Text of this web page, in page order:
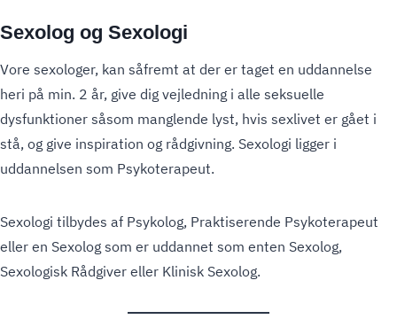
Sexolog og Sexologi
Vore sexologer, kan såfremt at der er taget en uddannelse
heri på min. 2 år, give dig vejledning i alle seksuelle
dysfunktioner såsom manglende lyst, hvis sexlivet er gået i
stå, og give inspiration og rådgivning. Sexologi ligger i
uddannelsen som Psykoterapeut.
Sexologi tilbydes af Psykolog, Praktiserende Psykoterapeut
eller en Sexolog som er uddannet som enten Sexolog,
Sexologisk Rådgiver eller Klinisk Sexolog.